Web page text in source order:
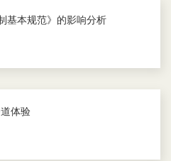
基本规范》的影响分析
体验